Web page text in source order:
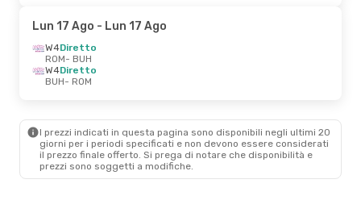
Lun 17 Ago - Lun 17 Ago
W4Diretto
ROM- BUH
W4Diretto
BUH- ROM
I prezzi indicati in questa pagina sono disponibili negli ultimi 20
giorni per i periodi specificati e non devono essere considerati
il ​​prezzo finale offerto. Si prega di notare che disponibilità e
prezzi sono soggetti a modifiche.